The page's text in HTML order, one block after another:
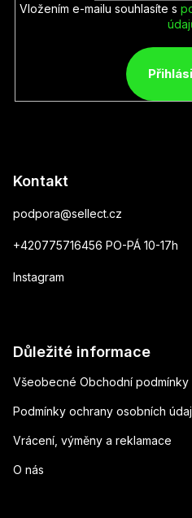
Vložením e-mailu souhlasíte s
Kontakt
podpora@sellect.cz
+420775716456 PO-PÁ 10-17h
Instagram
Důležité informace
Všeobecné Obchodní podmínky
Podmínky ochrany osobních
Vrácení, výměny a reklamace
O nás